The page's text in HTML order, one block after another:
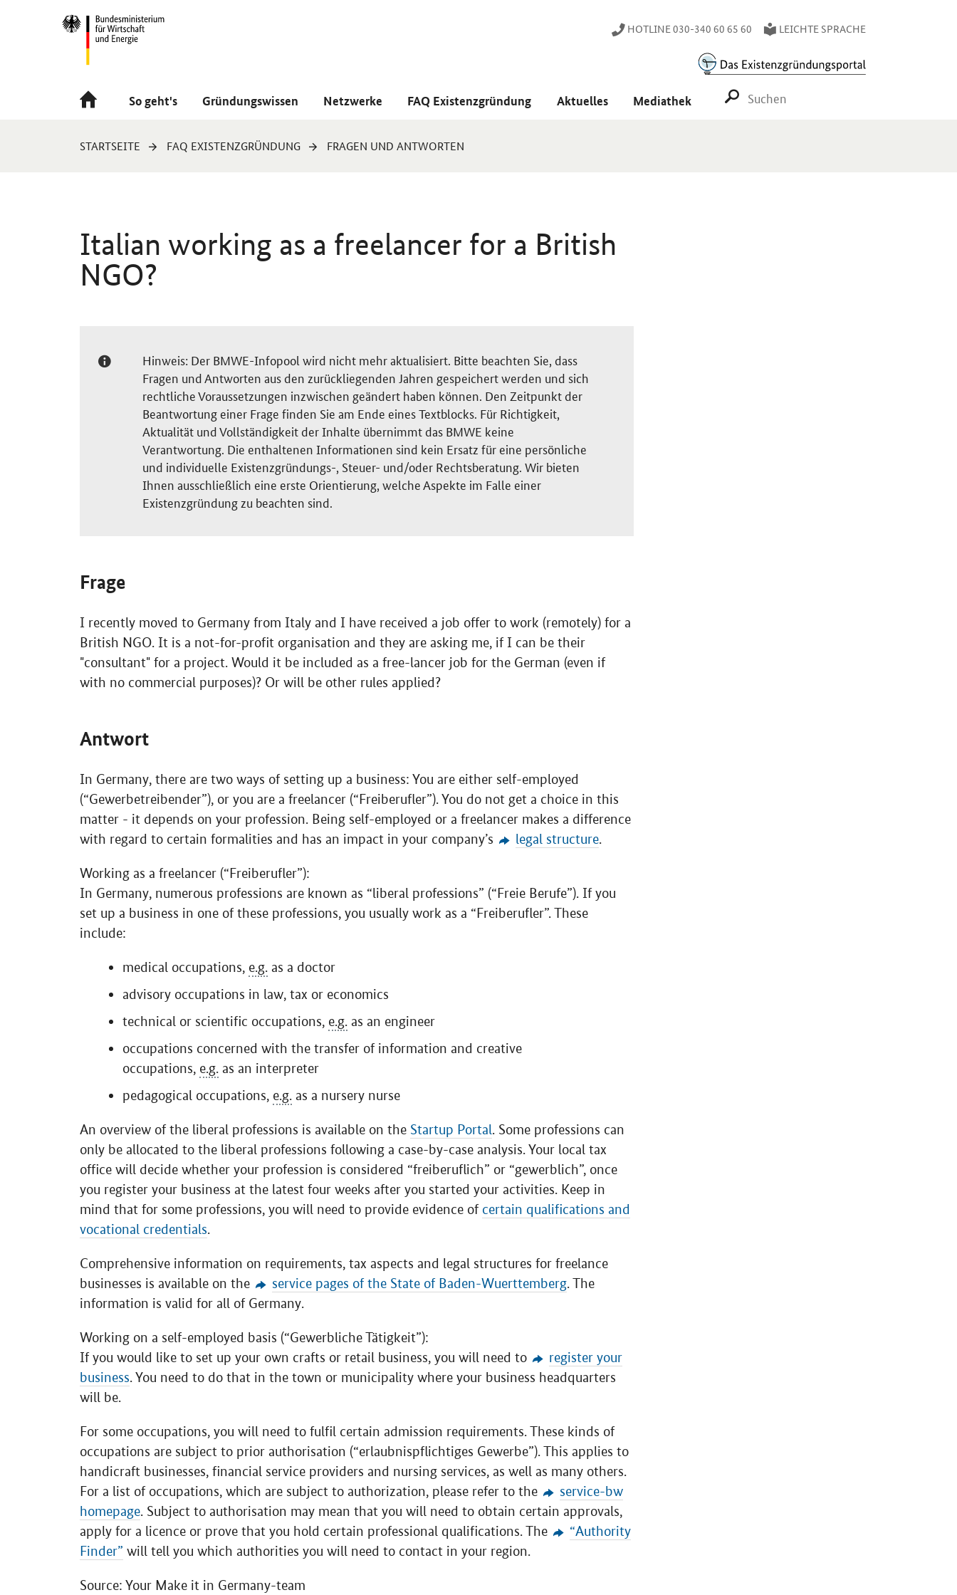
Navigation
Hauptmenü HOTLINE 030-340 60 65 60 LEICHTE SPRACHE
So geht's Gründungswissen Netzwerke FAQ Existenzgründung Aktuelles Mediathek SUCHE STARTEN
Sie
STARTSEITE FAQ EXISTENZGRÜNDUNG FRAGEN UND ANTWORTEN
Italian working as a freelancer for a British
NGO?
Hinweis: Der BMWE-Infopool wird nicht mehr aktualisiert. Bitte beachten Sie, dass
Fragen und Antworten aus den zurückliegenden Jahren gespeichert werden und sich
rechtliche Voraussetzungen inzwischen geändert haben können. Den Zeitpunkt der
Beantwortung einer Frage finden Sie am Ende eines Textblocks. Für Richtigkeit,
Aktualität und Vollständigkeit der Inhalte übernimmt das BMWE keine
Verantwortung. Die enthaltenen Informationen sind kein Ersatz für eine persönliche
und individuelle Existenzgründungs-, Steuer- und/oder Rechtsberatung. Wir bieten
Ihnen ausschließlich eine erste Orientierung, welche Aspekte im Falle einer
Existenzgründung zu beachten sind.
Frage
I recently moved to Germany from Italy and I have received a job offer to work (remotely) for a
British NGO. It is a not-for-profit organisation and they are asking me, if I can be their
"consultant" for a project. Would it be included as a free-lancer job for the German (even if
with no commercial purposes)? Or will be other rules applied?
Antwort
In Germany, there are two ways of setting up a business: You are either self-employed
(“Gewerbetreibender”), or you are a freelancer (“Freiberufler”). You do not get a choice in this
matter - it depends on your profession. Being self-employed or a freelancer makes a difference
with regard to certain formalities and has an impact in your company’s
legal structure.
Working as a freelancer (“Freiberufler”):
In Germany, numerous professions are known as “liberal professions” (“Freie Berufe”). If you
set up a business in one of these professions, you usually work as a “Freiberufler”. These
include:
medical occupations, e.g. as a doctor
advisory occupations in law, tax or economics
technical or scientific occupations, e.g. as an engineer
occupations concerned with the transfer of information and creative
occupations, e.g. as an interpreter
pedagogical occupations, e.g. as a nursery nurse
An overview of the liberal professions is available on the Startup Portal. Some professions can
only be allocated to the liberal professions following a case-by-case analysis. Your local tax
office will decide whether your profession is considered “freiberuflich” or “gewerblich”, once
you register your business at the latest four weeks after you started your activities. Keep in
mind that for some professions, you will need to provide evidence of certain qualifications and
vocational credentials.
Comprehensive information on requirements, tax aspects and legal structures for freelance
businesses is available on the
service pages of the State of Baden-Wuerttemberg. The
information is valid for all of Germany.
Working on a self-employed basis (“Gewerbliche Tätigkeit”):
If you would like to set up your own crafts or retail business, you will need to
register your
business. You need to do that in the town or municipality where your business headquarters
will be.
For some occupations, you will need to fulfil certain admission requirements. These kinds of
occupations are subject to prior authorisation (“erlaubnispflichtiges Gewerbe”). This applies to
handicraft businesses, financial service providers and nursing services, as well as many others.
For a list of occupations, which are subject to authorization, please refer to the
service-bw
homepage. Subject to authorisation may mean that you will need to obtain certain approvals,
apply for a licence or prove that you hold certain professional qualifications. The
“Authority
Finder” will tell you which authorities you will need to contact in your region.
Source: Your Make it in Germany-team